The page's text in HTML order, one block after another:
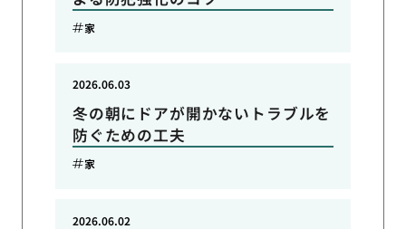
家
冬の朝にドアが開かないトラブルを
防ぐための工夫
2026.06.03
家
2026.06.02